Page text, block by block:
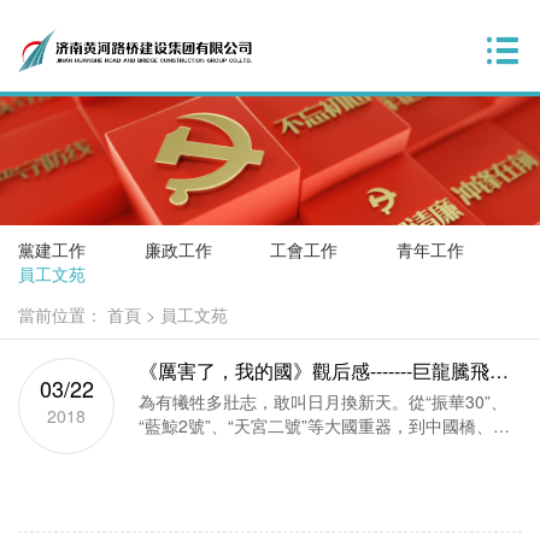
黨建工作 廉政工作 工會工作
青年工作
員工文苑
當前位置： 首頁 > 員工文苑
03/22
2018
《厲害了，我的國》觀后感-------巨龍騰飛，
揚我國威
為有犧牲多壯志，敢叫日月換新天。從“振華30”、
“藍鯨2號”、“天宮二號”等大國重器，到中國橋、中